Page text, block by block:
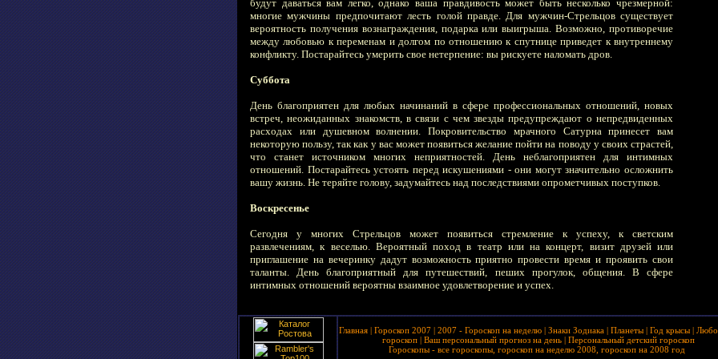
будут даваться вам легко, однако ваша правдивость может быть несколько чрезмерной:
многие мужчины предпочитают лесть голой правде. Для мужчин-Стрельцов существует
вероятность получения вознаграждения, подарка или выигрыша. Возможно, противоречие
между любовью к переменам и долгом по отношению к спутнице приведет к внутреннему
конфликту. Постарайтесь умерить свое нетерпение: вы рискуете наломать дров.
Суббота
День благоприятен для любых начинаний в сфере профессиональных отношений, новых
встреч, неожиданных знакомств, в связи с чем звезды предупреждают о непредвиденных
расходах или душевном волнении. Покровительство мрачного Сатурна принесет вам
некоторую пользу, так как у вас может появиться желание пойти на поводу у своих страстей,
что станет источником многих неприятностей. День неблагоприятен для интимных
отношений. Постарайтесь устоять перед искушениями - они могут значительно осложнить
вашу жизнь. Не теряйте голову, задумайтесь над последствиями опрометчивых поступков.
Воскресенье
Сегодня у многих Стрельцов может появиться стремление к успеху, к светским
развлечениям, к веселью. Вероятный поход в театр или на концерт, визит друзей или
приглашение на вечеринку дадут возможность приятно провести время и проявить свои
таланты. День благоприятный для путешествий, пеших прогулок, общения. В сфере
интимных отношений вероятны взаимное удовлетворение и успех.
Главная | Гороскоп 2007 | 2007 - Гороскоп на неделю | Знаки Зодиака | Планеты | Год крысы |
гороскоп| Ваш персональный прогноз на день| Персональный детский гороскоп
Гороскопы - все гороскопы, гороскоп на неделю 2008, гороскоп на 2008 год